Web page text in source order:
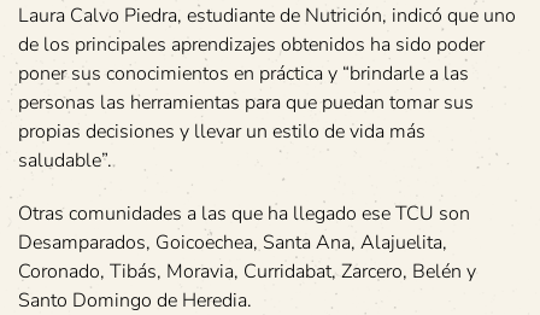
Laura Calvo Piedra, estudiante de Nutrición, indicó que uno
de los principales aprendizajes obtenidos ha sido poder
poner sus conocimientos en práctica y “brindarle a las
personas las herramientas para que puedan tomar sus
propias decisiones y llevar un estilo de vida más
saludable”.
Otras comunidades a las que ha llegado ese TCU son
Desamparados, Goicoechea, Santa Ana, Alajuelita,
Coronado, Tibás, Moravia, Curridabat, Zarcero, Belén y
Santo Domingo de Heredia.